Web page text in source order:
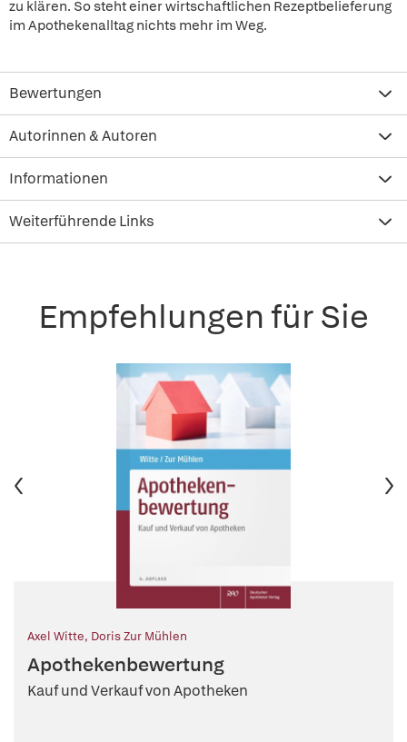
zu klären. So steht einer wirtschaftlichen Rezeptbelieferung
im Apothekenalltag nichts mehr im Weg.
Bewertungen
Autorinnen & Autoren
Informationen
Weiterführende Links
Empfehlungen für Sie
Axel Witte, Doris Zur Mühlen
Apothekenbewertung
Kauf und Verkauf von Apotheken